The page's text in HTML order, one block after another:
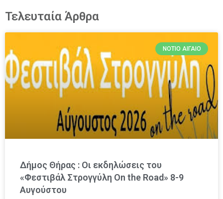
Τελευταία Άρθρα
ΝΌΤΙΟ ΑΙΓΑΊΟ
Δήμος Θήρας : Οι εκδηλώσεις του
«Φεστιβάλ Στρογγύλη On the Road» 8-9
Αυγούστου